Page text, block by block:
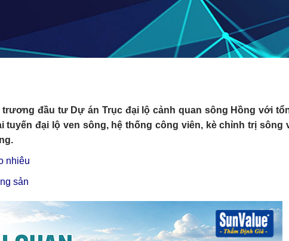
trương đầu tư Dự án Trục đại lộ cảnh quan sông Hồng với
tuyến đại lộ ven sông, hệ thống công viên, kè chỉnh trị sông
nhiêu
sản